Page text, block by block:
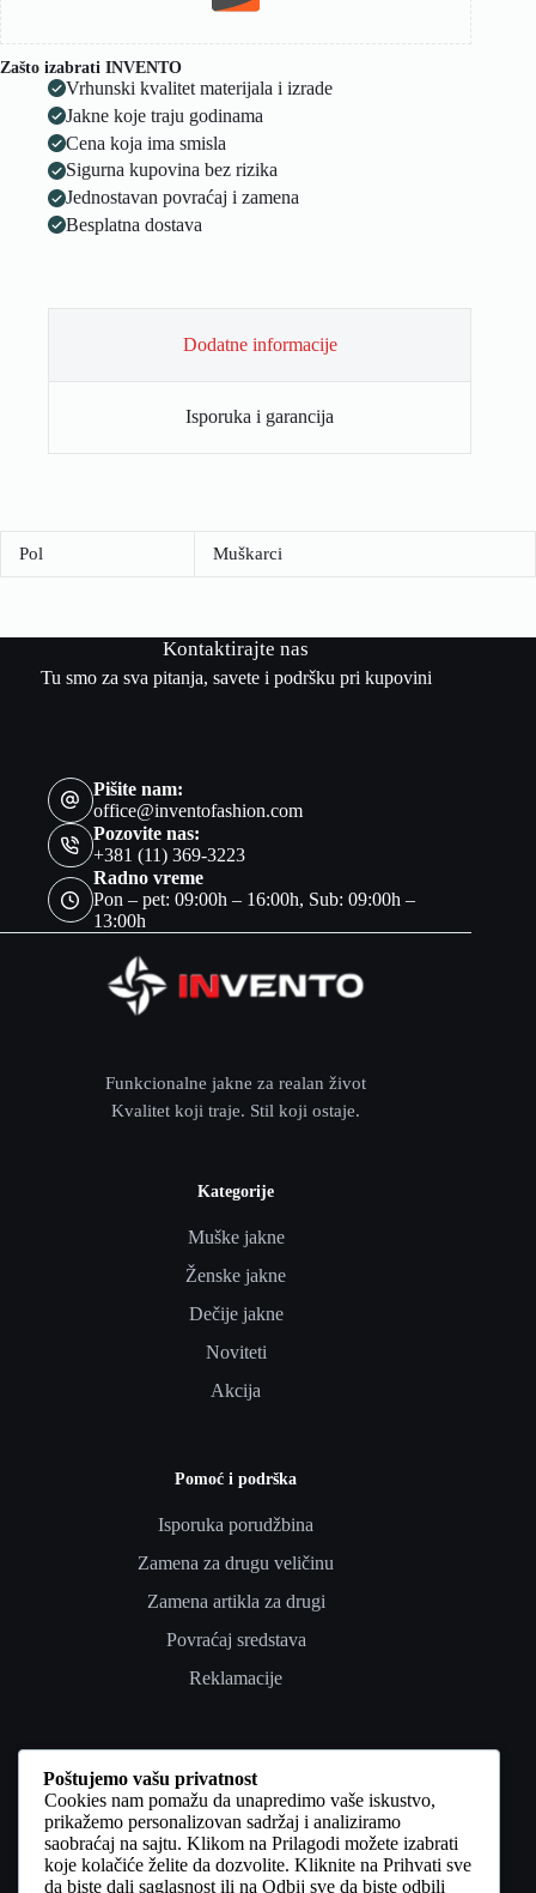
Zašto izabrati INVENTO
Vrhunski kvalitet materijala i izrade
Jakne koje traju godinama
Cena koja ima smisla
Sigurna kupovina bez rizika
Jednostavan povraćaj i zamena
Besplatna dostava
Dodatne informacije
Isporuka i garancija
Pol Muškarci
Kontaktirajte nas
Tu smo za sva pitanja, savete i podršku pri kupovini
Pišite nam:
office@inventofashion.com
Pozovite nas:
+381 (11) 369-3223
Radno vreme
Pon – pet: 09:00h – 16:00h, Sub: 09:00h –
13:00h
Funkcionalne jakne za realan život
Kvalitet koji traje. Stil koji ostaje.
Kategorije
Muške jakne
Ženske jakne
Dečije jakne
Noviteti
Akcija
Pomoć i podrška
Isporuka porudžbina
Zamena za drugu veličinu
Zamena artikla za drugi
Povraćaj sredstava
Reklamacije
Poverenje i pravno
Uslovi korišćenja
Politika privatnosti
Poštujemo vašu privatnost
Cookies nam pomažu da unapredimo vaše iskustvo,
prikažemo personalizovan sadržaj i analiziramo
saobraćaj na sajtu. Klikom na Prilagodi možete izabrati
koje kolačiće želite da dozvolite. Kliknite na Prihvati sve
da biste dali saglasnost ili na Odbij sve da biste odbili